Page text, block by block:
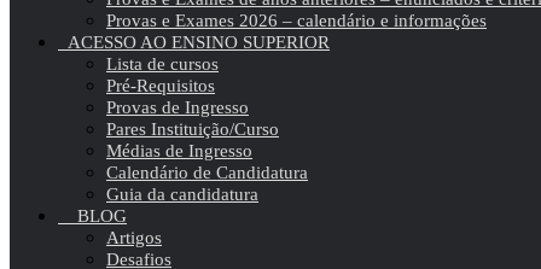
Provas e Exames 2026 – calendário e informações
ACESSO AO ENSINO SUPERIOR
Lista de cursos
Pré-Requisitos
Provas de Ingresso
Pares Instituição/Curso
Médias de Ingresso
Calendário de Candidatura
Guia da candidatura
BLOG
Artigos
Desafios